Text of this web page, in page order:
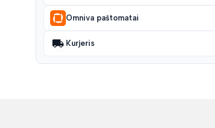
Omniva paštomatai
Kurjeris